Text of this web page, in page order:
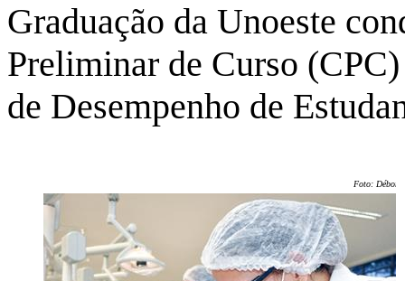
Graduação da Unoeste
Preliminar de Curso
de Desempenho de
Foto: Débora